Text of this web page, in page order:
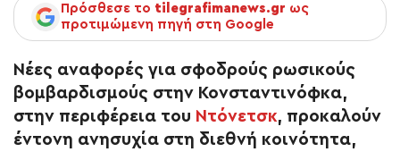
Πρόσθεσε το tilegrafimanews.gr ως
προτιμώμενη πηγή στη Google
Νέες αναφορές για σφοδρούς ρωσικούς
βομβαρδισμούς στην Κονσταντινόφκα,
στην περιφέρεια του Ντόνετσκ, προκαλούν
έντονη ανησυχία στη διεθνή κοινότητα,